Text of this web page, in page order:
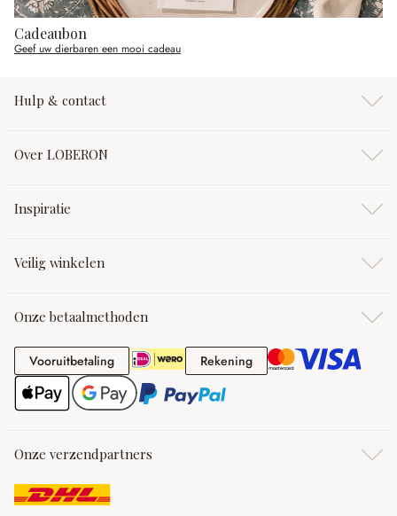
Cadeaubon
Geef uw dierbaren een mooi cadeau
Hulp & contact
Over LOBERON
Inspiratie
Veilig winkelen
Onze betaalmethoden
VooruitbetalingVooruitbetaling RekeningRekening
Onze verzendpartners